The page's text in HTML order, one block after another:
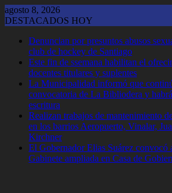
Saltar
al
agosto 8, 2026
DESTACADOS HOY
Denuncian por presuntos abusos
club de hockey de Santiago
Este fin de ssemana habilitan el
docentes titulares y suplentes
La Municipalidad informó que
convocatoria de La Bibliodera y
escritura
Realizan trabajos de mantenimiento
en los barrios Aeropuerto, Vinalar,
Kirchner
El Gobernador Elias Suárez convocó
Gabinete ampliada en Casa de